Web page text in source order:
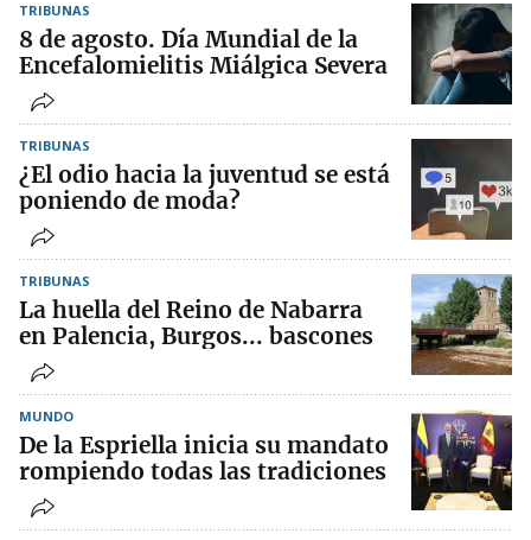
TRIBUNAS
8 de agosto. Día Mundial de la
Encefalomielitis Miálgica Severa
TRIBUNAS
¿El odio hacia la juventud se está
poniendo de moda?
TRIBUNAS
La huella del Reino de Nabarra
en Palencia, Burgos... bascones
MUNDO
De la Espriella inicia su mandato
rompiendo todas las tradiciones